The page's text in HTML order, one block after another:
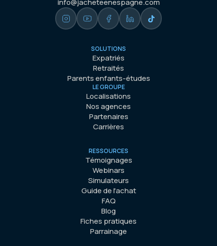
SOLUTIONS
Expatriés
Retraités
Parents enfants-études
LE GROUPE
Localisations
Nos agences
Partenaires
Carrières
RESSOURCES
Témoignages
Webinars
Simulateurs
Guide de l'achat
FAQ
Blog
Fiches pratiques
Parrainage